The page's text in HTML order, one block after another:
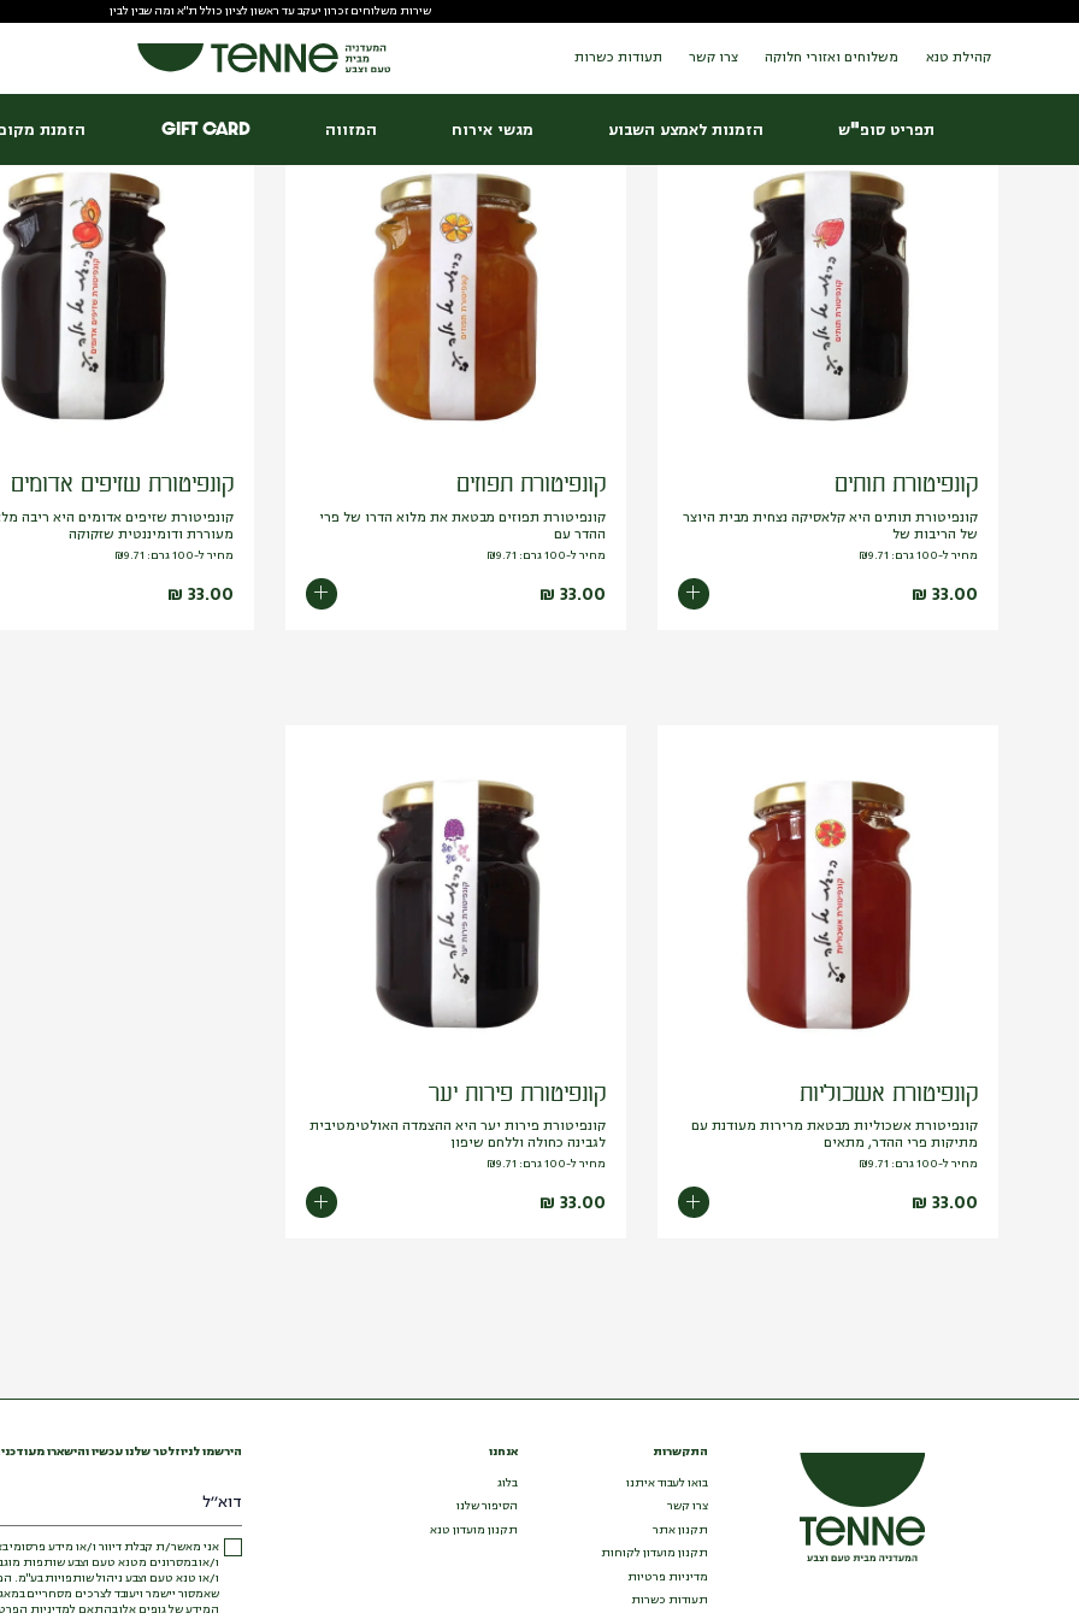
שירות משלוחים זכרון יעקב עד ראשון לציון כולל ת"א ומה שבין לבין
קהילת טנא משלוחים ואזורי חלוקה צרו קשר תעודות כשרות
תפריט סופ"ש הזמנות לאמצע השבוע מגשי אירוח המזווה Gift Card הזמנת
סינונים מגשי אירוח
קונפיטורת תותים
קונפיטורת תותים היא קלאסיקה נצחית מבית היוצר
של הריבות של
מחיר ל-100 גרם: ₪9.71
₪ 33.00
קונפיטורת תפוזים
קונפיטורת תפוזים מבטאת את מלוא הדרו של פרי
ההדר עם
מחיר ל-100 גרם: ₪9.71
₪ 33.00
קונפיטורת שזיפים אדומים
קונפיטורת שזיפים אדומים היא ריבה
מעוררת ודומיננטית שזקוקה
מחיר ל-100 גרם: ₪9.71
₪ 33.00
קונפיטורת אשכוליות
קונפיטורת אשכוליות מבטאת מרירות מעודנת עם
מתיקות פרי ההדר, מתאים
מחיר ל-100 גרם: ₪9.71
₪ 33.00
קונפיטורת פירות יער
קונפיטורת פירות יער היא ההצמדה האולטימטיבית
לגבינה כחולה וללחם שיפון
מחיר ל-100 גרם: ₪9.71
₪ 33.00
התקשרות
בואו לעבוד איתנו
צרו קשר
תקנון אתר
תקנון מועדון לקוחות
מדיניות פרטיות
תעודות כשרות
אנחנו
בלוג
הסיפור שלנו
תקנון מועדון טנא
הירשמו לניוזלטר שלנו עכשיו והישארו
אני מאשר/ת קבלת דיוור ו/או מידע פרסומי
ו/או במסרונים מטנא טעם וצבע שותפות
ו/או טנא טעם וצבע ניהול שותפויות בע"מ.
שאמסור יישמר ויעובד לצרכים מסחריים
המידע של גופים אלו בהתאם למדיניות